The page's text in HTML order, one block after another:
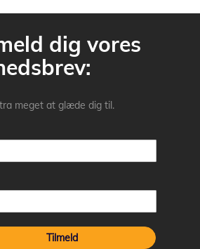
dig vores
meget at glæde dig til.
Tilmeld